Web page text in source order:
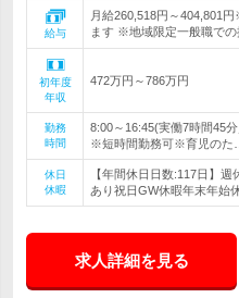
給与
月給260,518円～404,801
ます ※地域限定一般職で
初年度
年収
472万円～786万円
勤務
時間
8:00～16:45(実働7時間45
※短時間勤務可※育児のた…
休日
休暇
【年間休日日数:117日】
あり祝日GW休暇年末年始
求人詳細を見る